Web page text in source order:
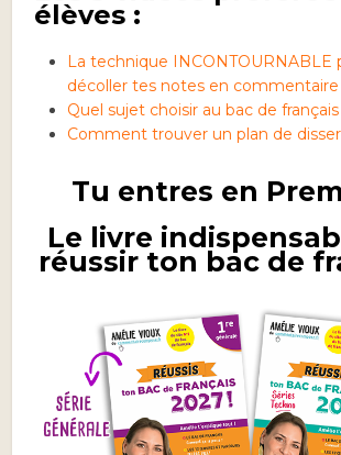
élèves :
La technique INCONTOURNABLE
décoller tes notes en commentaire
Quel sujet choisir au bac de français
Comment trouver un plan de
Tu entres en
Le livre
réussir ton bac de